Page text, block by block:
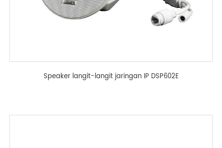
Speaker langit-langit jaringan IP DSP602E